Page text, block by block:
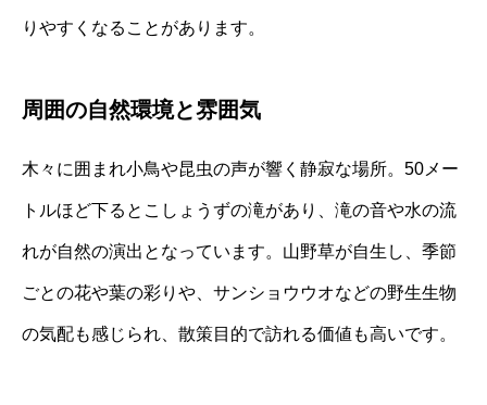
りやすくなることがあります。
周囲の自然環境と雰囲気
木々に囲まれ小鳥や昆虫の声が響く静寂な場所。50メー
トルほど下るとこしょうずの滝があり、滝の音や水の流
れが自然の演出となっています。山野草が自生し、季節
ごとの花や葉の彩りや、サンショウウオなどの野生生物
の気配も感じられ、散策目的で訪れる価値も高いです。